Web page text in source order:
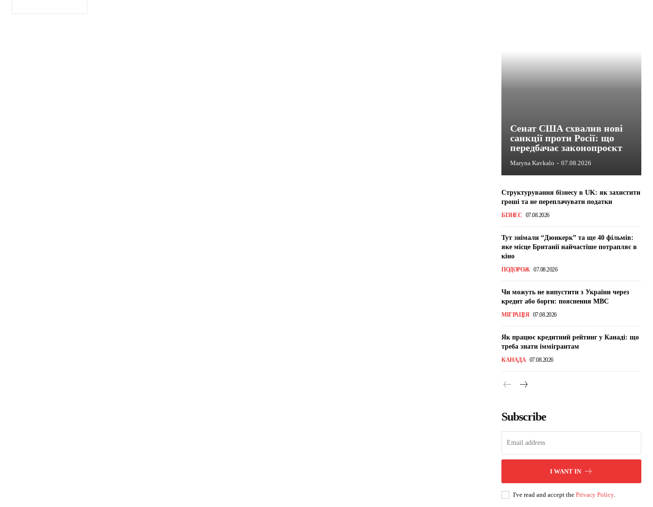
Сенат США схвалив нові
санкції проти Росії: що
передбачає законопроєкт
Maryna Kavkalo - 07.08.2026
Структурування бізнесу в UK: як захистити
гроші та не переплачувати податки
БІЗНЕС 07.08.2026
Тут знімали “Дюнкерк” та ще 40 фільмів:
яке місце Британії найчастіше потрапляє в
кіно
ПОДОРОЖ 07.08.2026
Чи можуть не випустити з України через
кредит або борги: пояснення МВС
МІГРАЦІЯ 07.08.2026
Як працює кредитний рейтинг у Канаді: що
треба знати іммігрантам
КАНАДА 07.08.2026
Subscribe
I WANT IN
I've read and accept the Privacy Policy.